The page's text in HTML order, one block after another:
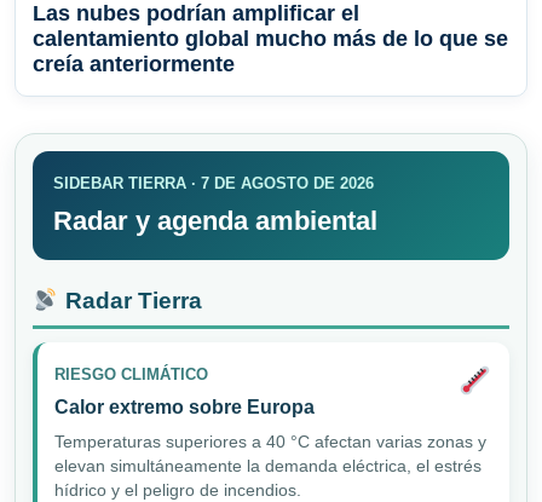
Las nubes podrían amplificar el
calentamiento global mucho más de lo que se
creía anteriormente
SIDEBAR TIERRA · 7 DE AGOSTO DE 2026
Radar y agenda ambiental
Radar Tierra
RIESGO CLIMÁTICO
Calor extremo sobre Europa
Temperaturas superiores a 40 °C afectan varias zonas y
elevan simultáneamente la demanda eléctrica, el estrés
hídrico y el peligro de incendios.